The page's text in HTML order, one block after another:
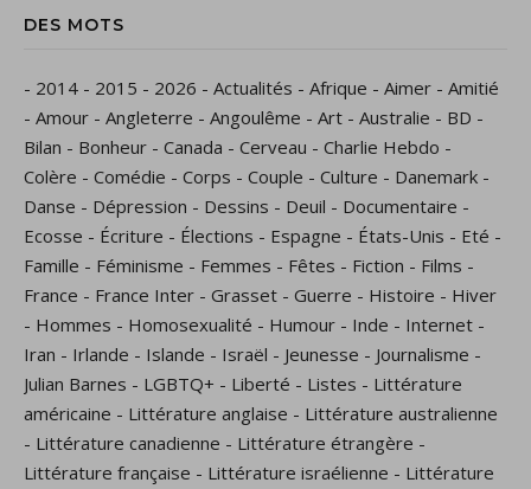
DES MOTS
- 2014 - 2015 - 2026 - Actualités - Afrique - Aimer - Amitié
- Amour - Angleterre - Angoulême - Art - Australie - BD -
Bilan - Bonheur - Canada - Cerveau - Charlie Hebdo -
Colère - Comédie - Corps - Couple - Culture - Danemark -
Danse - Dépression - Dessins - Deuil - Documentaire -
Ecosse - Écriture - Élections - Espagne - États-Unis - Eté -
Famille - Féminisme - Femmes - Fêtes - Fiction - Films -
France - France Inter - Grasset - Guerre - Histoire - Hiver
- Hommes - Homosexualité - Humour - Inde - Internet -
Iran - Irlande - Islande - Israël - Jeunesse - Journalisme -
Julian Barnes - LGBTQ+ - Liberté - Listes - Littérature
américaine - Littérature anglaise - Littérature australienne
- Littérature canadienne - Littérature étrangère -
Littérature française - Littérature israélienne - Littérature